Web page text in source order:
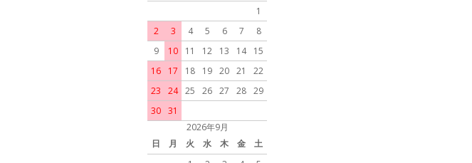
1
2
3 4 5 6 7
8
9
10 11 12 13 14
15
16
17 18 19 20 21
22
23
24 25 26 27 28 29
30 31
2026年9月
日
月 火 水 木 金
土